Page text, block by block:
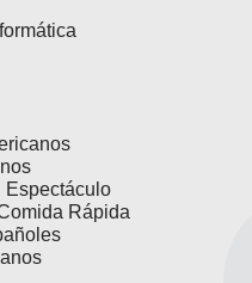
Espectáculo
Rápida